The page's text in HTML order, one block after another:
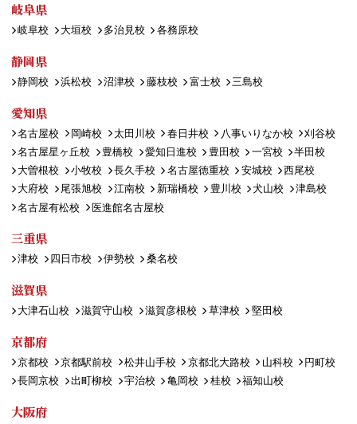
岐阜県
岐阜校 大垣校 多治見校 各務原校
静岡県
静岡校 浜松校 沼津校 藤枝校 富士校 三島校
愛知県
名古屋校 岡崎校 太田川校 春日井校 八事いりなか校
刈谷校
名古屋星ヶ丘校
豊橋校 愛知日進校 豊田校 一宮校
半田校
大曽根校
小牧校 長久手校 名古屋徳重校 安城校
西尾校
大府校
尾張旭校 江南校 新瑞橋校 豊川校 犬山校
津島校
名古屋有松校
医進館名古屋校
三重県
津校 四日市校 伊勢校 桑名校
滋賀県
大津石山校 滋賀守山校 滋賀彦根校 草津校 堅田校
京都府
京都校 京都駅前校 松井山手校 京都北大路校 山科校
円町校
長岡京校
出町柳校 宇治校 亀岡校 桂校 福知山校
大阪府